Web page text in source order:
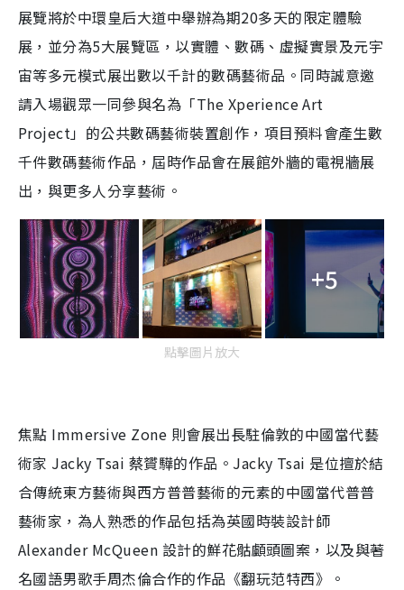
展覽將於中環皇后大道中舉辦為期20多天的限定體驗
展，並分為5大展覽區，以實體、數碼、虛擬實景及元宇
宙等多元模式展出數以千計的數碼藝術品。同時誠意邀
請入場觀眾一同參與名為「The Xperience Art
Project」的公共數碼藝術裝置創作，項目預料會產生數
千件數碼藝術作品，屆時作品會在展館外牆的電視牆展
出，與更多人分享藝術。
+5
點擊圖片放大
焦點 Immersive Zone 則會展出長駐倫敦的中國當代藝
術家 Jacky Tsai 蔡贇驊的作品。Jacky Tsai 是位擅於結
合傳統東方藝術與西方普普藝術的元素的中國當代普普
藝術家，為人熟悉的作品包括為英國時裝設計師
Alexander McQueen 設計的鮮花骷顱頭圖案，以及與著
名國語男歌手周杰倫合作的作品《翻玩范特西》。